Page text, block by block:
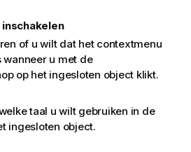
of u wilt dat het contextmenu
wanneer u met de
op het ingesloten object klikt.
taal u wilt gebruiken in de
ingesloten object.